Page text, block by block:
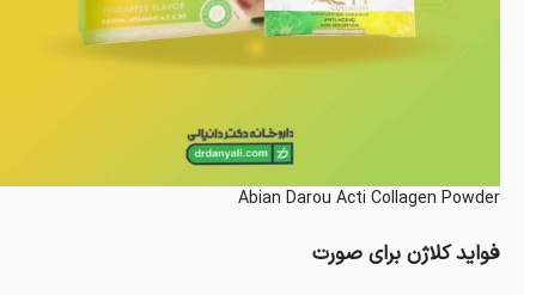
Abian Darou Acti Collagen Powder
فواید کلاژن برای صورت